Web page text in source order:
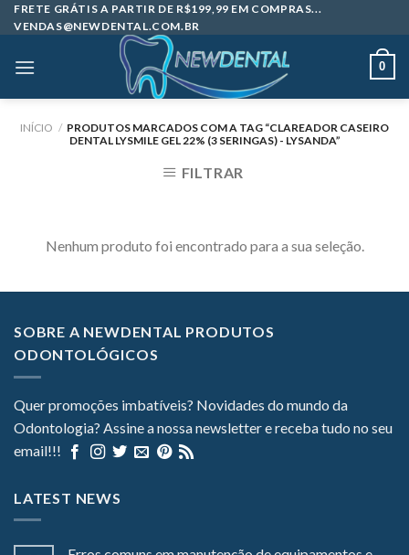
Skip
to
FRETE GRÁTIS A PARTIR DE R$199,99 EM COMPRAS...
VENDAS@NEWDENTAL.COM.BR
0
INÍCIO / PRODUTOS MARCADOS COM A TAG “CLAREADOR CASEIRO
DENTAL LYSMILE GEL 22% (3 SERINGAS) - LYSANDA”
FILTRAR
Nenhum produto foi encontrado para a sua seleção.
SOBRE A NEWDENTAL PRODUTOS
ODONTOLÓGICOS
Quer promoções imbatíveis? Novidades do mundo da
Odontologia? Assine a nossa newsletter e receba tudo no seu
email!!!
LATEST NEWS